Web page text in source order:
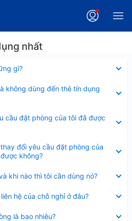
nhất
gì?
không dùng đến thẻ tín dụng
cầu đặt phòng của tôi đã được
đổi yêu cầu đặt phòng của
không?
khi nào thì tôi cần dùng nó?
hệ của chỗ nghỉ ở đâu?
là bao nhiêu?